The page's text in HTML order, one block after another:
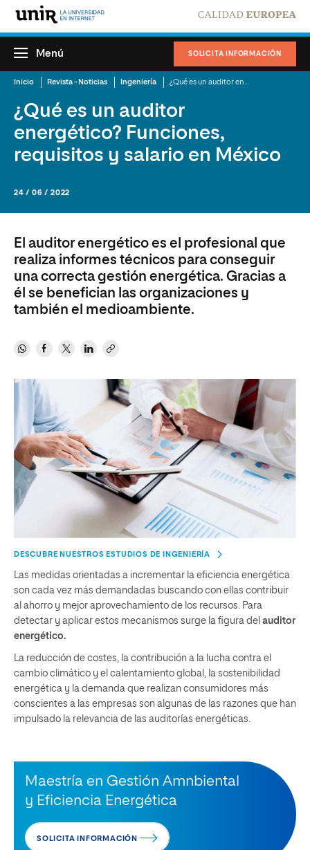
SOLICITA INFORMACIÓN
Menú
Inicio Revista - Noticias Ingeniería
¿Qué es un auditor
energético? Funciones,
requisitos y salario en México
24 / 06 / 2022
El auditor energético es el profesional que
realiza informes técnicos para conseguir
una correcta gestión energética. Gracias a
él se benefician las organizaciones y
también el medioambiente.
DESCUBRE NUESTROS ESTUDIOS DE INGENIERÍA
Las medidas orientadas a incrementar la eficiencia energética
son cada vez más demandadas buscando con ellas contribuir
al ahorro y mejor aprovechamiento de los recursos. Para
detectar y aplicar estos mecanismos surge la figura del auditor
energético.
La reducción de costes, la contribución a la lucha contra el
cambio climático y el calentamiento global, la sostenibilidad
energética y la demanda que realizan consumidores más
conscientes a las empresas son algunas de las razones que han
impulsado la relevancia de las auditorías energéticas.
Maestría en Gestión Amnbiental
y Eficiencia Energética
SOLICITA INFORMACIÓN